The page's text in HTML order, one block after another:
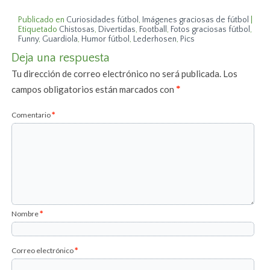
Publicado en Curiosidades fútbol, Imágenes graciosas de fútbol
Etiquetado Chistosas, Divertidas, Football, Fotos graciosas fútbol,
Funny, Guardiola, Humor fútbol, Lederhosen, Pics
Deja una respuesta
Tu dirección de correo electrónico no será publicada. Los
campos obligatorios están marcados con*
Comentario*
Nombre*
Correo electrónico*